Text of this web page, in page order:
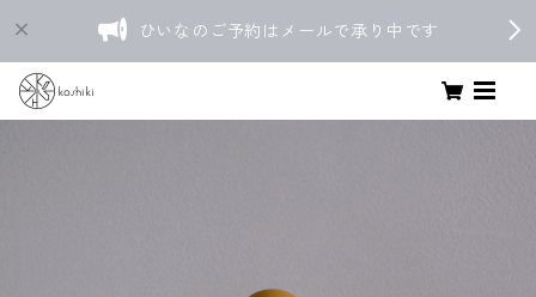
ひいなのご予約はメールで承り中です